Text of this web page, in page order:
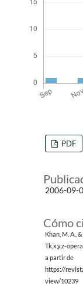
PDF
2006-09-
Cómo
Khan, M. A.,
Tk,x,y,z-
a partir de
https://
view/10239